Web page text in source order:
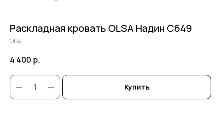
Раскладная кровать OLSA Надин С649
Olsa
4 400 р.
Купить